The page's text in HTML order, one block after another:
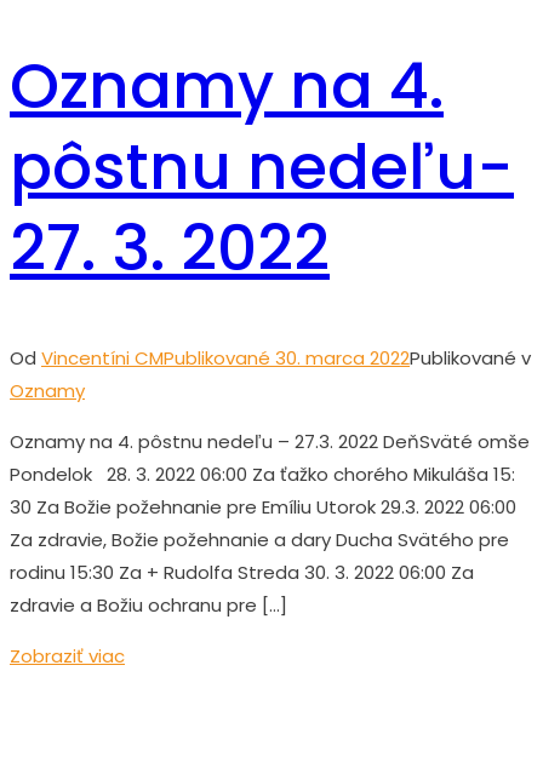
Oznamy na 4.
pôstnu nedeľu-
27. 3. 2022
Od Vincentíni CMPublikované 30. marca 2022Publikované v
Oznamy
Oznamy na 4. pôstnu nedeľu – 27.3. 2022 DeňSväté omše
Pondelok 28. 3. 2022 06:00 Za ťažko chorého Mikuláša 15:
30 Za Božie požehnanie pre Emíliu Utorok 29.3. 2022 06:00
Za zdravie, Božie požehnanie a dary Ducha Svätého pre
rodinu 15:30 Za + Rudolfa Streda 30. 3. 2022 06:00 Za
zdravie a Božiu ochranu pre […]
Zobraziť viac